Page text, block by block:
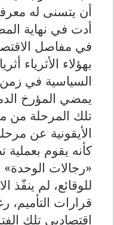
أن يتسنى له
أدت في نهاية
في مفاصل
بهؤلاء الأثرياء
السياسية في زمن
يمضي المؤرخ
تلك المرحلة من
الأيقونية عن
كأنه يقوم
«رجالات الوحدة»
للوقائع، لم ينفّذ
قرارات
اقتصاديي تلك